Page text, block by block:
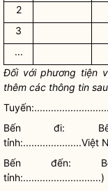
2
3
...
Đối với phương tiện
thêm các thông tin
Bến đi: Bến
tỉnh:.....................Việt
Bến đến: Bến
tỉnh:............................)